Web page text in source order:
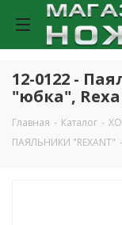
12-0122 -
"юбка",
Главная - Каталог -
ПАЯЛЬНИКИ "REXANT" -